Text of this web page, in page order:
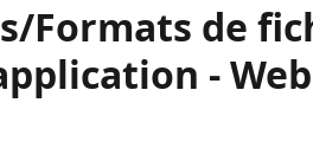
Formats de
-